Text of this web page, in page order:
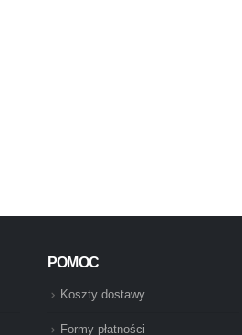
POMOC
Koszty dostawy
Formy płatności